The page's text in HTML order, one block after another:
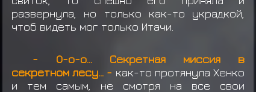
развернула, но только как-то украдкой,
чтоб видеть мог только Итачи.
- О-о-о... Секретная миссия в
секретном лесу... - как-то протянула Хенко
и тем самым, не смотря на все свои